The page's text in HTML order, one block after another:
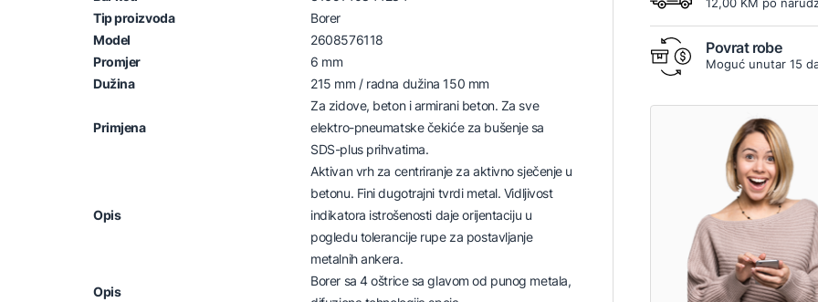
Tip proizvoda
Borer
Model
2608576118
Promjer
6 mm
Dužina
215 mm / radna dužina 150 mm
Primjena
Za zidove, beton i armirani beton. Za sve
elektro-pneumatske čekiće za bušenje sa
SDS-plus prihvatima.
Opis
Aktivan vrh za centriranje za aktivno sječenje u
betonu. Fini dugotrajni tvrdi metal. Vidljivost
indikatora istrošenosti daje orijentaciju u
pogledu tolerancije rupe za postavljanje
metalnih ankera.
Opis
Borer sa 4 oštrice sa glavom od punog metala,
12,00 KM po
Povrat robe
Moguć unutar 15